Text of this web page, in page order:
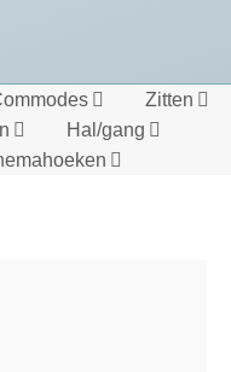
Zitten
Hal/gang